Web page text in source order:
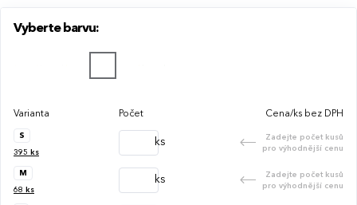
Vyberte barvu:
Varianta Počet Cena/ks bez DPH
S
395 ks
ks
Zadejte počet kusů
pro výhodnější cenu
M
68 ks
ks
Zadejte počet kusů
pro výhodnější cenu